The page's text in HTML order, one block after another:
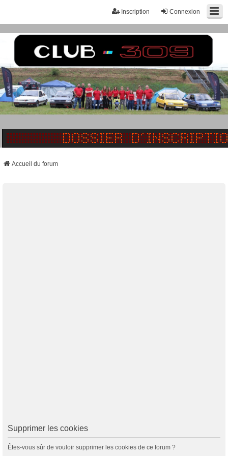
Connexion
Inscription
Accueil du forum
Supprimer les cookies
Êtes-vous sûr de vouloir supprimer les cookies de ce forum ?